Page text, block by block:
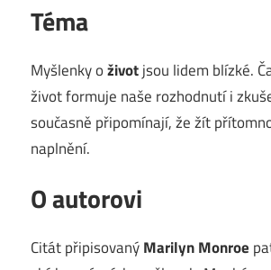
Téma
Myšlenky oživotjsou lidem blízké.
život formuje naše rozhodnutí i
současně připomínají, že žít
naplnění.
O autorovi
Citát připisovanýMarilyn Monroe